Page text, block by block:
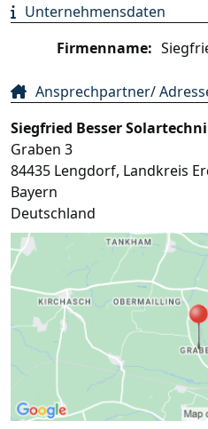
Unternehmensdaten
Firmenname:
Ansprechpartner/
Siegfried Besser
Graben 3
84435 Lengdorf, Landkreis
Bayern
Deutschland